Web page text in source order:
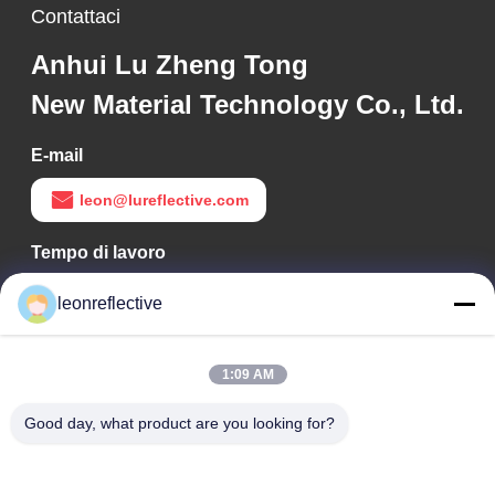
Contattaci
Anhui Lu Zheng Tong
New Material Technology Co., Ltd.
E-mail
leon@lureflective.com
Tempo di lavoro
9:00-18:00
Il nostro indirizzo
zona ad alta tecnologia, Hefei, Anhui, Cina
leonreflective
1:09 AM
Good day, what product are you looking for?